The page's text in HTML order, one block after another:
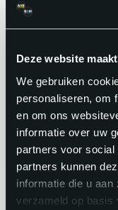
Deze website
We gebruiken
personaliseren, om
en om ons
informatie over uw
partners voor
partners kunnen
informatie die u
verzameld op basis
Een
systemen,
deze
en storingen
planmatig en
werkvloer.